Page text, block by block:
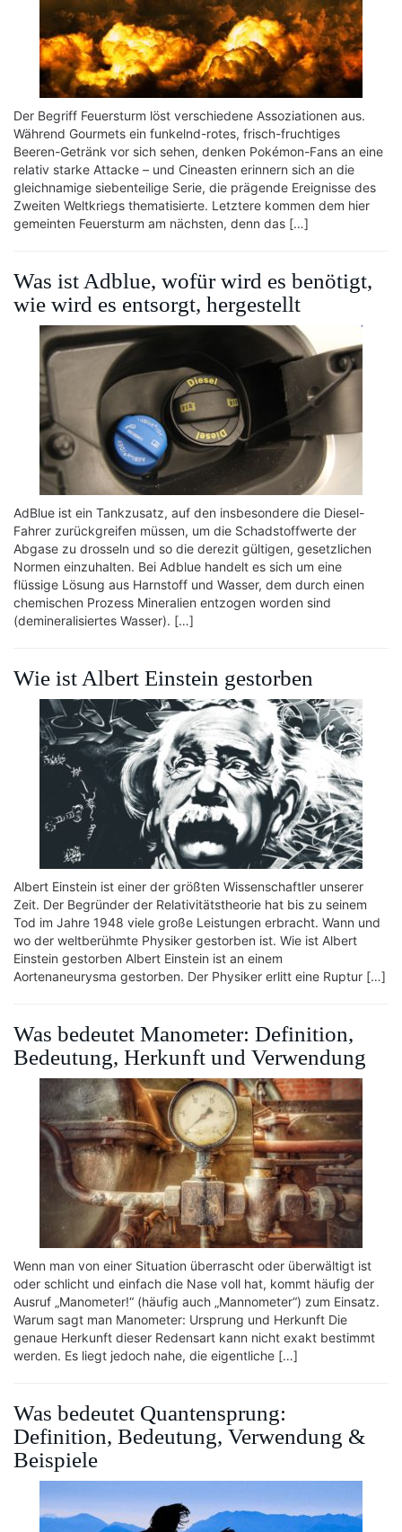
Der Begriff Feuersturm löst verschiedene Assoziationen aus.
Während Gourmets ein funkelnd-rotes, frisch-fruchtiges
Beeren-Getränk vor sich sehen, denken Pokémon-Fans an eine
relativ starke Attacke – und Cineasten erinnern sich an die
gleichnamige siebenteilige Serie, die prägende Ereignisse des
Zweiten Weltkriegs thematisierte. Letztere kommen dem hier
gemeinten Feuersturm am nächsten, denn das […]
Was ist Adblue, wofür wird es benötigt,
wie wird es entsorgt, hergestellt
AdBlue ist ein Tankzusatz, auf den insbesondere die Diesel-
Fahrer zurückgreifen müssen, um die Schadstoffwerte der
Abgase zu drosseln und so die derezit gültigen, gesetzlichen
Normen einzuhalten. Bei Adblue handelt es sich um eine
flüssige Lösung aus Harnstoff und Wasser, dem durch einen
chemischen Prozess Mineralien entzogen worden sind
(demineralisiertes Wasser). […]
Wie ist Albert Einstein gestorben
Albert Einstein ist einer der größten Wissenschaftler unserer
Zeit. Der Begründer der Relativitätstheorie hat bis zu seinem
Tod im Jahre 1948 viele große Leistungen erbracht. Wann und
wo der weltberühmte Physiker gestorben ist. Wie ist Albert
Einstein gestorben Albert Einstein ist an einem
Aortenaneurysma gestorben. Der Physiker erlitt eine Ruptur […]
Was bedeutet Manometer: Definition,
Bedeutung, Herkunft und Verwendung
Wenn man von einer Situation überrascht oder überwältigt ist
oder schlicht und einfach die Nase voll hat, kommt häufig der
Ausruf „Manometer!“ (häufig auch „Mannometer“) zum Einsatz.
Warum sagt man Manometer: Ursprung und Herkunft Die
genaue Herkunft dieser Redensart kann nicht exakt bestimmt
werden. Es liegt jedoch nahe, die eigentliche […]
Was bedeutet Quantensprung:
Definition, Bedeutung, Verwendung &
Beispiele